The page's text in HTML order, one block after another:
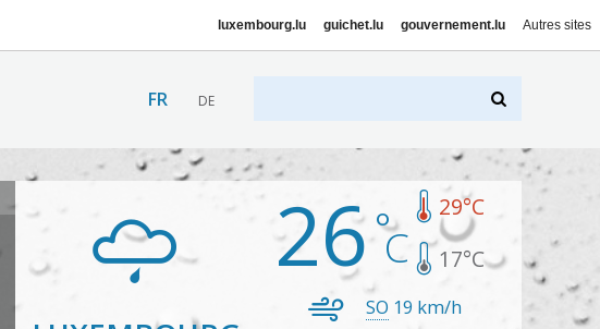
luxembourg.lu guichet.lu gouvernement.lu Autres sites
FR DE
26 29°C
17°C
SO 19 km/h